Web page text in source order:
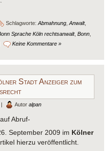
Schlagworte: Abmahnung, Anwalt,
Sprache Köln rechtsanwalt, Bonn,
Keine Kommentare »
Stadt Anzeiger zum
Autor alpan
Abruf-
September 2009 im Kölner
hierzu veröffentlicht.